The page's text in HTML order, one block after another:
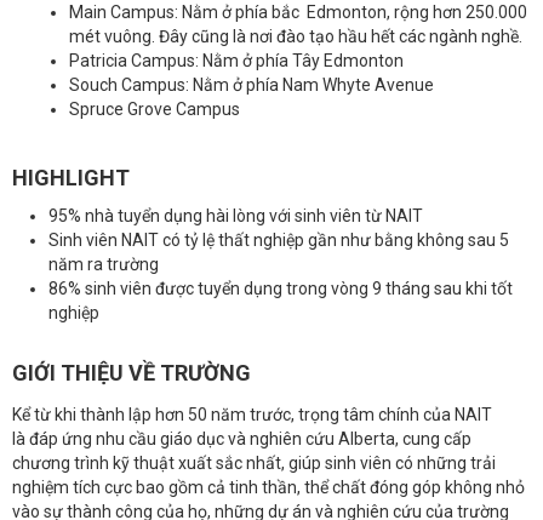
Main Campus: Nằm ở phía bắc Edmonton, rộng hơn 250.000
mét vuông. Đây cũng là nơi đào tạo hầu hết các ngành nghề.
Patricia Campus: Nằm ở phía Tây Edmonton
Souch Campus: Nằm ở phía Nam Whyte Avenue
Spruce Grove Campus
HIGHLIGHT
95% nhà tuyển dụng hài lòng với sinh viên từ NAIT
Sinh viên NAIT có tỷ lệ thất nghiệp gần như bằng không sau 5
năm ra trường
86% sinh viên được tuyển dụng trong vòng 9 tháng sau khi tốt
nghiệp
GIỚI THIỆU VỀ TRƯỜNG
Kể từ khi thành lập hơn 50 năm trước, trọng tâm chính của NAIT
là đáp ứng nhu cầu giáo dục và nghiên cứu Alberta, cung cấp
chương trình kỹ thuật xuất sắc nhất, giúp sinh viên có những trải
nghiệm tích cực bao gồm cả tinh thần, thể chất đóng góp không nhỏ
vào sự thành công của họ, những dự án và nghiên cứu của trường